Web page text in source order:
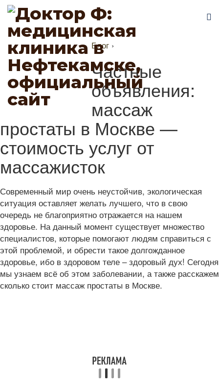
Блог ›
Частные
объявления:
массаж
простаты в Москве —
стоимость услуг от
массажисток
Современный мир очень неустойчив, экологическая
ситуация оставляет желать лучшего, что в свою
очередь не благоприятно отражается на нашем
здоровье. На данный момент существует множество
специалистов, которые помогают людям справиться с
этой проблемой, и обрести такое долгожданное
здоровье, ибо в здоровом теле – здоровый дух! Сегодня
мы узнаем всё об этом заболевании, а также расскажем
сколько стоит массаж простаты в Москве.